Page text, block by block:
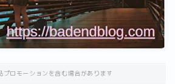
プロモーションを含む場合があります